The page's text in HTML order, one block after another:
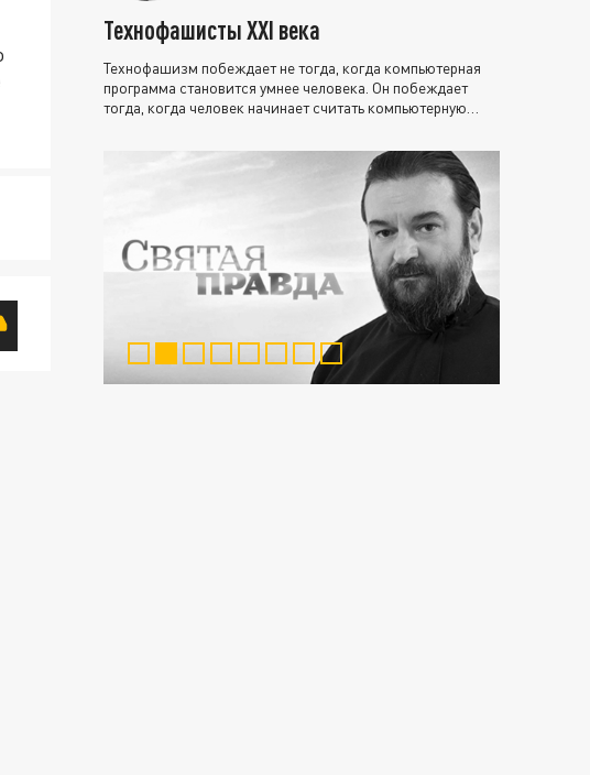
Технофашисты XXI века
Технофашизм побеждает не тогда, когда компьютерная
программа становится умнее человека. Он побеждает
тогда, когда человек начинает считать компьютерную